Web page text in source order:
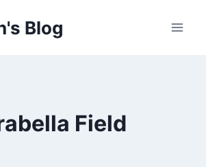
Blog
Field